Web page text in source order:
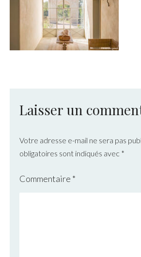
Laisser un
Votre adresse e-mail ne sera pas
obligatoires sont indiqués avec *
Commentaire *